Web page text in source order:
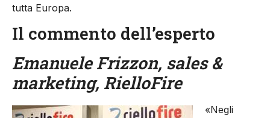
tutta Europa.
Il commento dell’esperto
Emanuele Frizzon, sales &
marketing, RielloFire
«Negli